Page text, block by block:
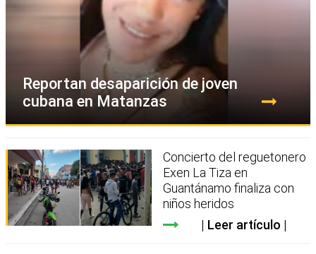
Reportan desaparición de joven
cubana en Matanzas
Concierto del reguetonero
Exen La Tiza en
Guantánamo finaliza con
niños heridos
Leer artículo